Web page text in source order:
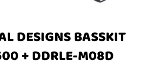
DESIGNS BASSKIT
+ DDRLE-M08D